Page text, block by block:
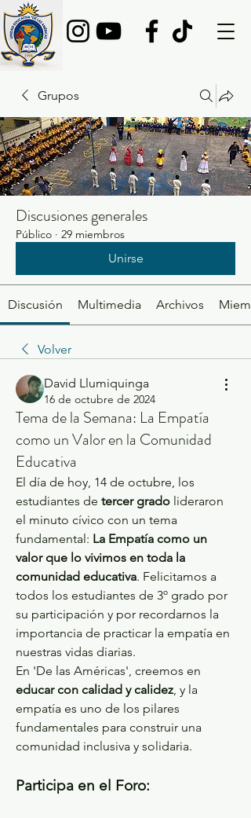
Grupos
Discusiones generales
Público · 29 miembros
Unirse
Discusión Multimedia Archivos
Volver
David Llumiquinga
16 de octubre de 2024
Tema de la Semana: La Empatía
como un Valor en la Comunidad
Educativa
El día de hoy, 14 de octubre, los
estudiantes de tercer grado lideraron
el minuto cívico con un tema
fundamental: La Empatía como un
valor que lo vivimos en toda la
comunidad educativa. Felicitamos a
todos los estudiantes de 3º grado por
su participación y por recordarnos la
importancia de practicar la empatía en
nuestras vidas diarias.
educar con calidad y calidez, y la
empatía es uno de los pilares
fundamentales para construir una
comunidad inclusiva y solidaria.
Participa en el Foro: